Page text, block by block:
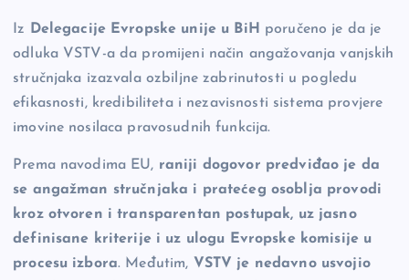
Iz Delegacije Evropske unije u BiH
poručeno je da je
odluka VSTV-a da promijeni način angažovanja vanjskih
stručnjaka izazvala ozbiljne zabrinutosti u pogledu
efikasnosti, kredibiliteta i nezavisnosti sistema provjere
imovine nosilaca pravosudnih funkcija.
Prema navodima EU, raniji dogovor predviđao je da
se angažman stručnjaka i pratećeg osoblja provodi
kroz otvoren i transparentan postupak, uz jasno
definisane kriterije i uz ulogu Evropske komisije u
procesu izbora. Međutim, VSTV je nedavno usvojio